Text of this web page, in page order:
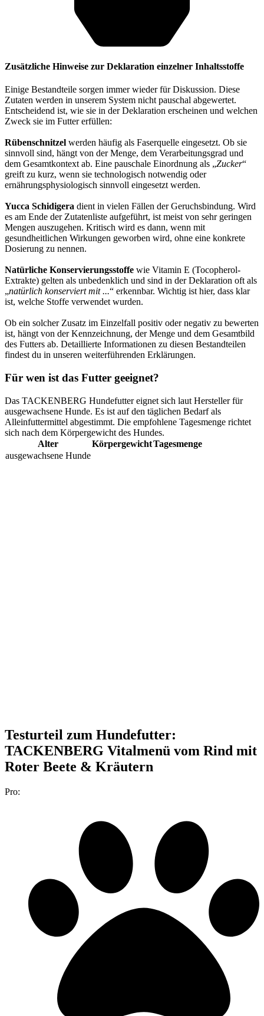
Zusätzliche Hinweise zur Deklaration einzelner Inhaltsstoffe
Einige Bestandteile sorgen immer wieder für Diskussion. Diese
Zutaten werden in unserem System nicht pauschal abgewertet.
Entscheidend ist, wie sie in der Deklaration erscheinen und welchen
Zweck sie im Futter erfüllen:
Rübenschnitzel werden häufig als Faserquelle eingesetzt. Ob sie
sinnvoll sind, hängt von der Menge, dem Verarbeitungsgrad und
dem Gesamtkontext ab. Eine pauschale Einordnung als „Zucker“
greift zu kurz, wenn sie technologisch notwendig oder
ernährungsphysiologisch sinnvoll eingesetzt werden.
Yucca Schidigera dient in vielen Fällen der Geruchsbindung. Wird
es am Ende der Zutatenliste aufgeführt, ist meist von sehr geringen
Mengen auszugehen. Kritisch wird es dann, wenn mit
gesundheitlichen Wirkungen geworben wird, ohne eine konkrete
Dosierung zu nennen.
Natürliche Konservierungsstoffe wie Vitamin E (Tocopherol-
Extrakte) gelten als unbedenklich und sind in der Deklaration oft als
„natürlich konserviert mit ...“ erkennbar. Wichtig ist hier, dass klar
ist, welche Stoffe verwendet wurden.
Ob ein solcher Zusatz im Einzelfall positiv oder negativ zu bewerten
ist, hängt von der Kennzeichnung, der Menge und dem Gesamtbild
des Futters ab. Detaillierte Informationen zu diesen Bestandteilen
findest du in unseren weiterführenden Erklärungen.
Für wen ist das Futter geeignet?
Das TACKENBERG Hundefutter eignet sich laut Hersteller für
ausgewachsene Hunde. Es ist auf den täglichen Bedarf als
Alleinfuttermittel abgestimmt. Die empfohlene Tagesmenge richtet
sich nach dem Körpergewicht des Hundes.
Alter
KörpergewichtTagesmenge
ausgewachsene Hunde
Testurteil zum Hundefutter:
TACKENBERG Vitalmenü vom Rind mit
Roter Beete & Kräutern
Pro: